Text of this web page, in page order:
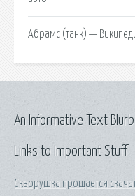
Абрамс (танк) —
Links to Important Stuff
Скворушка прощается
An Informative Text Blurb